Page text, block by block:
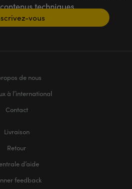
techniques
vous
de nous
à l’international
Contact
Livraison
Retour
d’aide
feedback